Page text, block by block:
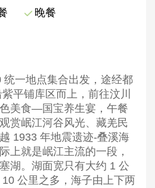
晚餐
一地点集合出发，途经都
平铺库区而上，前往汶川
美食—国宝养生宴，午餐
赏岷江河谷风光、藏羌民
1933 年地震遗迹-叠溪海
上就是岷江主流的一段，
湖。湖面宽只有大约 1 公
公里之多，海子由上下两